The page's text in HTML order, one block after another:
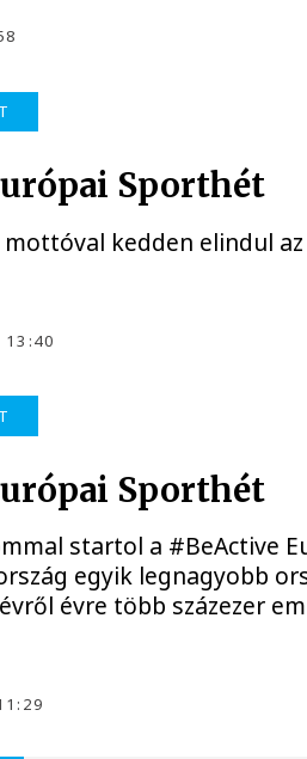
Sporthét
mottóval kedden elindul
13:40
Sporthét
startol a #BeActive
egyik legnagyobb
évre több százezer